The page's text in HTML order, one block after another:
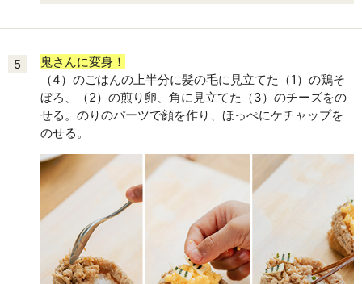
5
鬼さんに変身！
（4）のごはんの上半分に髪の毛に見立てた（1）の鶏そ
ぼろ、（2）の煎り卵、角に見立てた（3）のチーズをの
せる。のりのパーツで顔を作り、ほっぺにケチャップを
のせる。